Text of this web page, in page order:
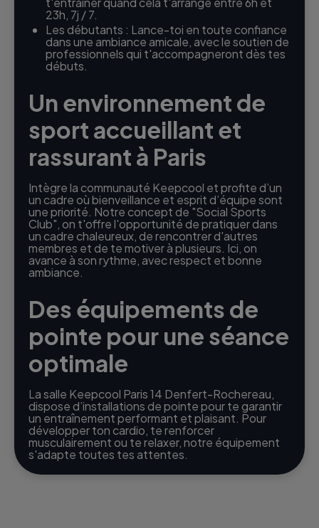
23h, 7j / 7.
Les débutants : Lance-toi en toute confiance
dans une ambiance amicale, avec le soutien de
professionnels qui t'accompagneront dès tes
débuts.
Un environnement de
sport accueillant et
rassurant à Paris
Intègre la communauté Keepcool et profite d’un
un cadre où bienveillance et esprit d’équipe sont
une priorité. Notre concept de "Social Sports
Club", on t'offre l'opportunité de pratiquer dans
un cadre chaleureux, de rencontrer d'autres
membres et de te motiver à plusieurs. Ici, on
avance à son rythme, avec respect et bonne
ambiance.
Des équipements de
pointe pour une séance
optimale
La salle Keepcool Paris 14 Denfert-Rochereau,
dispose d’installations de pointe pour te garantir
un entraînement performant et plaisant. Pour
développer ton cardio, te renforcer
musculairement ou te relaxer, notre équipement
s'adapte toutes tes attentes.